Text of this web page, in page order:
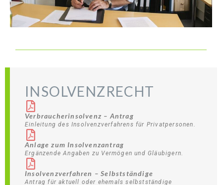
INSOLVENZRECHT
Verbraucherinsolvenz – Antrag
Einleitung des Insolvenzverfahrens für Privatpersonen.
Anlage zum Insolvenzantrag
Ergänzende Angaben zu Vermögen und Gläubigern.
Insolvenzverfahren – Selbstständige
Antrag für aktuell oder ehemals selbstständige